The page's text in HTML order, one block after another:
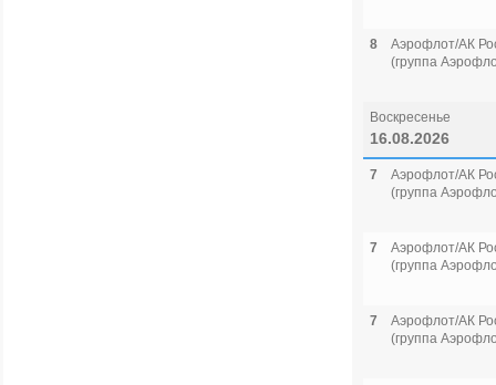
8
Аэрофлот/АК
(группа
Воскресенье
16.08.2026
7
Аэрофлот/АК
(группа
7
Аэрофлот/АК
(группа
7
Аэрофлот/АК
(группа